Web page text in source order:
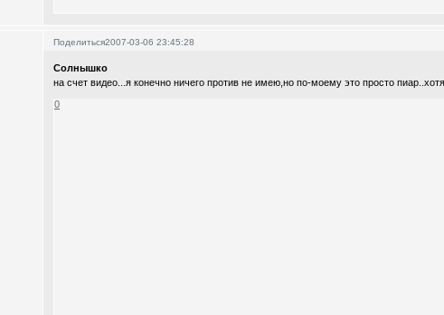
Поделиться2007-03-06 23:45:28
Солнышко
на счет видео...я конечно ничего против не имею,но по-моему это просто
0